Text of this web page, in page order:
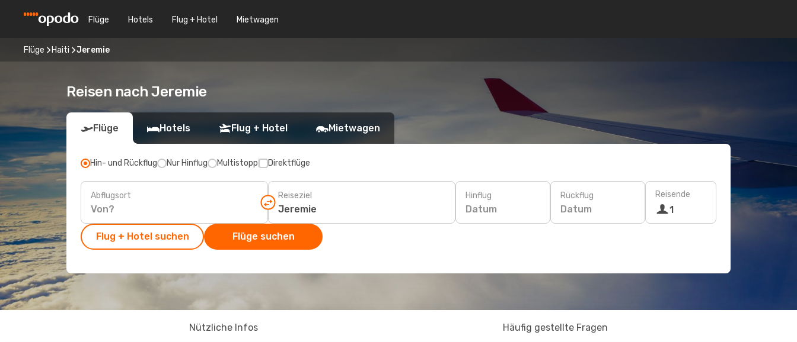
Flüge Hotels Flug + Hotel Mietwagen
Flüge Haiti Jeremie
Reisen nach Jeremie
Flüge Hotels Flug + Hotel Mietwagen
Hin- und Rückflug Nur Hinflug Multistopp Direktflüge
Abflugsort Reiseziel Hinflug
Datum
Rückflug
Datum
Reisende
1
Flug + Hotel suchen Flüge suchen
Nützliche Infos Häufig gestellte Fragen